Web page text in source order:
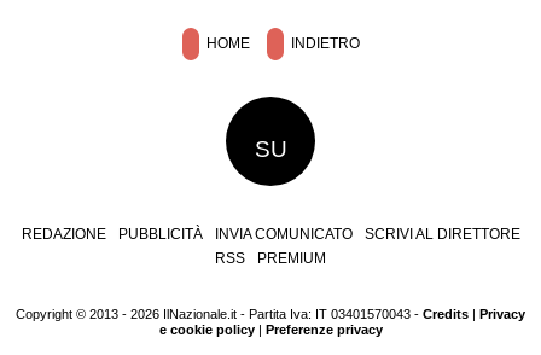
HOME INDIETRO
SU
REDAZIONE PUBBLICITÀ INVIA COMUNICATO
SCRIVI AL DIRETTORE
RSS
PREMIUM
Copyright © 2013 - 2026 IlNazionale.it - Partita Iva: IT 03401570043 - Credits | Privacy
e cookie policy| Preferenze privacy